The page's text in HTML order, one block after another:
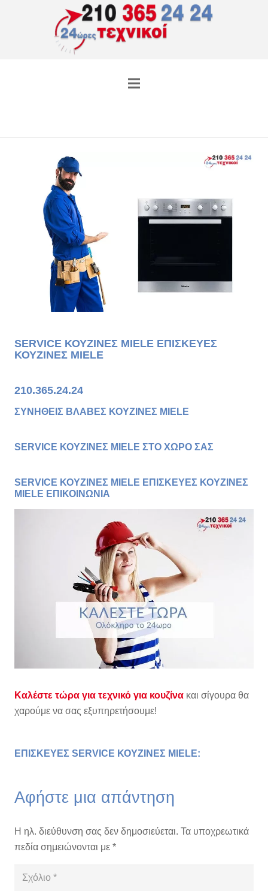
SERVICE ΚΟΥΖΙΝΕΣ MIELE ΕΠΙΣΚΕΥΕΣ
ΚΟΥΖΙΝΕΣ MIELE
210.365.24.24
ΣΥΝΗΘΕΙΣ ΒΛΑΒΕΣ ΚΟΥΖΙΝΕΣ MIELE
SERVICE ΚΟΥΖΙΝΕΣ MIELE ΣΤΟ ΧΩΡΟ ΣΑΣ
SERVICE ΚΟΥΖΙΝΕΣ MIELE ΕΠΙΣΚΕΥΕΣ ΚΟΥΖΙΝΕΣ
MIELE ΕΠΙΚΟΙΝΩΝΙΑ
Καλέστε τώρα για τεχνικό για κουζίνα και σίγουρα θα
χαρούμε να σας εξυπηρετήσουμε!
ΕΠΙΣΚΕΥΕΣ SERVICE ΚΟΥΖΙΝΕΣ MIELE:
Αφήστε μια απάντηση
Η ηλ. διεύθυνση σας δεν δημοσιεύεται. Τα υποχρεωτικά
πεδία σημειώνονται με *